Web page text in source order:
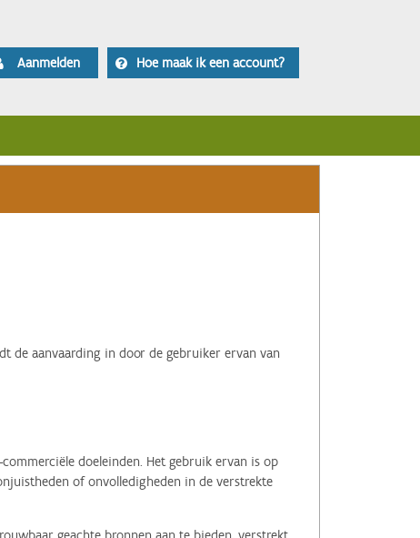
Aanmelden Hoe maak ik een account?
de aanvaarding in door de gebruiker ervan van
doeleinden. Het gebruik ervan is op
of onvolledigheden in de verstrekte